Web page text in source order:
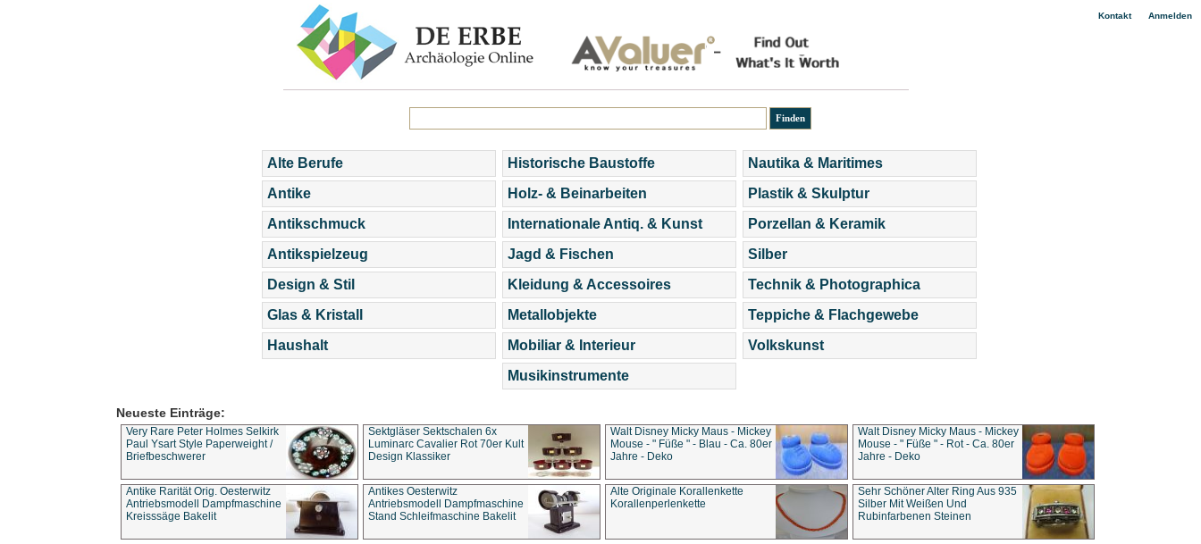
Kontakt| Anmelden
Alte Berufe
Antike
Antikschmuck
Antikspielzeug
Design & Stil
Glas & Kristall
Haushalt
Historische Baustoffe
Holz- & Beinarbeiten
Internationale Antiq. & Kunst
Jagd & Fischen
Kleidung & Accessoires
Metallobjekte
Mobiliar & Interieur
Musikinstrumente
Nautika & Maritimes
Plastik & Skulptur
Porzellan & Keramik
Silber
Technik & Photographica
Teppiche & Flachgewebe
Volkskunst
Neueste Einträge:
Very Rare Peter Holmes Selkirk
Paul Ysart Style Paperweight /
Briefbeschwerer
Sektgläser Sektschalen 6x
Luminarc Cavalier Rot 70er Kult
Design Klassiker
Walt Disney Micky Maus - Mickey
Mouse - " Füße " - Blau - Ca. 80er
Jahre - Deko
Walt Disney Micky Maus - Mickey
Mouse - " Füße " - Rot - Ca. 80er
Jahre - Deko
Antike Rarität Orig. Oesterwitz
Antriebsmodell Dampfmaschine
Kreisssäge Bakelit
Antikes Oesterwitz
Antriebsmodell Dampfmaschine
Stand Schleifmaschine Bakelit
Alte Originale Korallenkette
Korallenperlenkette
Sehr Schöner Alter Ring Aus 935
Silber Mit Weißen Und
Rubinfarbenen Steinen